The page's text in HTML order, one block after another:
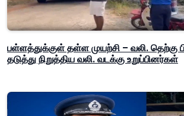
பள்ளத்துக்குள் தள்ள முயற்சி – வலி. தெற்கு
தடுத்து நிறுத்திய வலி. வடக்கு உறுப்பினர்கள்